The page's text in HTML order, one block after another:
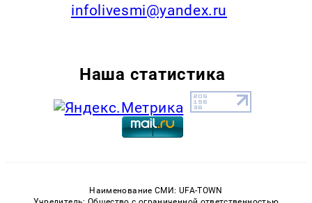
infolivesmi@yandex.ru
Наша статистика
Наименование СМИ: UFA-TOWN